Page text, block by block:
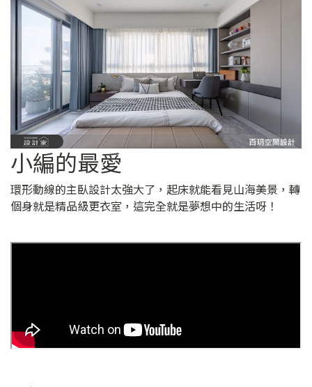
小編的最愛
環形動線的主臥設計太強大了，起床就能看見山海美景，轉
個身就是精品級更衣室，這完全就是夢想中的生活呀！